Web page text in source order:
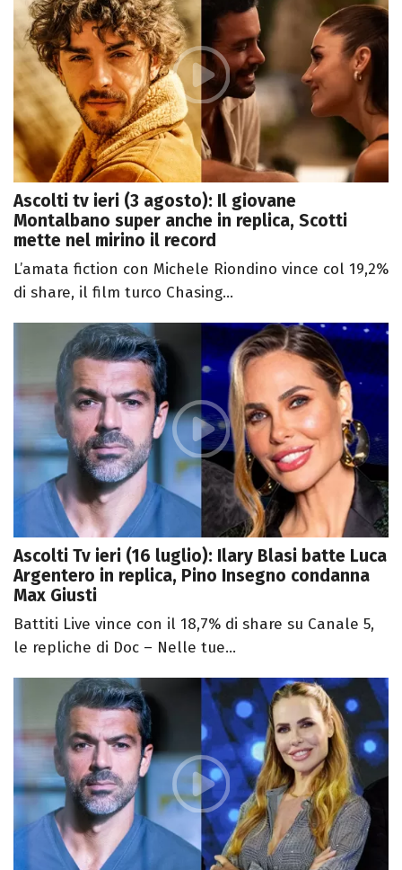
Ascolti tv ieri (3 agosto): Il giovane
Montalbano super anche in replica, Scotti
mette nel mirino il record
L’amata fiction con Michele Riondino vince col 19,2%
di share, il film turco Chasing...
Ascolti Tv ieri (16 luglio): Ilary Blasi batte Luca
Argentero in replica, Pino Insegno condanna
Max Giusti
Battiti Live vince con il 18,7% di share su Canale 5,
le repliche di Doc – Nelle tue...